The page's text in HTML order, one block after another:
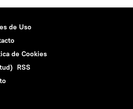
de Uso
de Cookies
RSS